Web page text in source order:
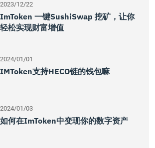
2023/12/22
ImToken 一键SushiSwap 挖矿，让你
轻松实现财富增值
2024/01/01
IMToken支持HECO链的钱包嘛
2024/01/03
如何在imToken中变现你的数字资产